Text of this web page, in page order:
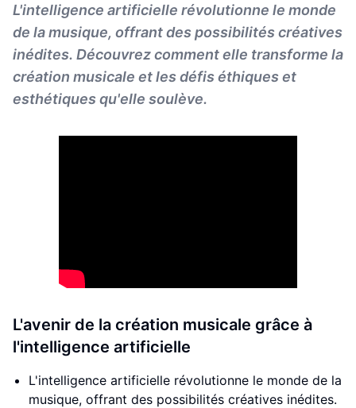
L'intelligence artificielle révolutionne le monde
de la musique, offrant des possibilités créatives
inédites. Découvrez comment elle transforme la
création musicale et les défis éthiques et
esthétiques qu'elle soulève.
L'avenir de la création musicale grâce à
l'intelligence artificielle
L'intelligence artificielle révolutionne le monde de la
musique, offrant des possibilités créatives inédites.